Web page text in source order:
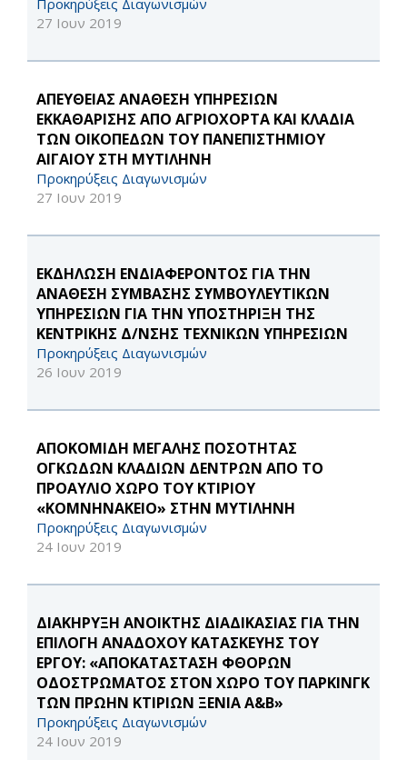
Προκηρύξεις Διαγωνισμών
27 Ιουν 2019
ΑΠΕΥΘΕΙΑΣ ΑΝΑΘΕΣΗ ΥΠΗΡΕΣΙΩΝ
ΕΚΚΑΘΑΡΙΣΗΣ ΑΠΟ ΑΓΡΙΟΧΟΡΤΑ ΚΑΙ ΚΛΑΔΙΑ
ΤΩΝ ΟΙΚΟΠΕΔΩΝ ΤΟΥ ΠΑΝΕΠΙΣΤΗΜΙΟΥ
ΑΙΓΑΙΟΥ ΣΤΗ ΜΥΤΙΛΗΝΗ
Προκηρύξεις Διαγωνισμών
27 Ιουν 2019
ΕΚΔΗΛΩΣΗ ΕΝΔΙΑΦΕΡΟΝΤΟΣ ΓΙΑ ΤΗΝ
ΑΝΑΘΕΣΗ ΣΥΜΒΑΣΗΣ ΣΥΜΒΟΥΛΕΥΤΙΚΩΝ
ΥΠΗΡΕΣΙΩΝ ΓΙΑ ΤΗΝ ΥΠΟΣΤΗΡΙΞΗ ΤΗΣ
ΚΕΝΤΡΙΚΗΣ Δ/ΝΣΗΣ ΤΕΧΝΙΚΩΝ ΥΠΗΡΕΣΙΩΝ
Προκηρύξεις Διαγωνισμών
26 Ιουν 2019
ΑΠΟΚΟΜΙΔΗ ΜΕΓΑΛΗΣ ΠΟΣΟΤΗΤΑΣ
ΟΓΚΩΔΩΝ ΚΛΑΔΙΩΝ ΔΕΝΤΡΩΝ ΑΠΟ ΤΟ
ΠΡΟΑΥΛΙΟ ΧΩΡΟ ΤΟΥ ΚΤΙΡΙΟΥ
«ΚΟΜΝΗΝΑΚΕΙΟ» ΣΤΗΝ ΜΥΤΙΛΗΝΗ
Προκηρύξεις Διαγωνισμών
24 Ιουν 2019
ΔΙΑΚΗΡΥΞΗ ΑΝΟΙΚΤΗΣ ΔΙΑΔΙΚΑΣΙΑΣ ΓΙΑ ΤΗΝ
ΕΠΙΛΟΓΗ ΑΝΑΔΟΧΟΥ ΚΑΤΑΣΚΕΥΗΣ ΤΟΥ
ΕΡΓΟΥ: «ΑΠΟΚΑΤΑΣΤΑΣΗ ΦΘΟΡΩΝ
ΟΔΟΣΤΡΩΜΑΤΟΣ ΣΤΟΝ ΧΩΡΟ ΤΟΥ ΠΑΡΚΙΝΓΚ
ΤΩΝ ΠΡΩΗΝ ΚΤΙΡΙΩΝ ΞΕΝΙΑ Α&Β»
Προκηρύξεις Διαγωνισμών
24 Ιουν 2019